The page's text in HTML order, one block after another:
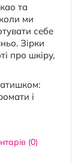
та
ми
себе
Зірки
про шкіру,
і
(0)